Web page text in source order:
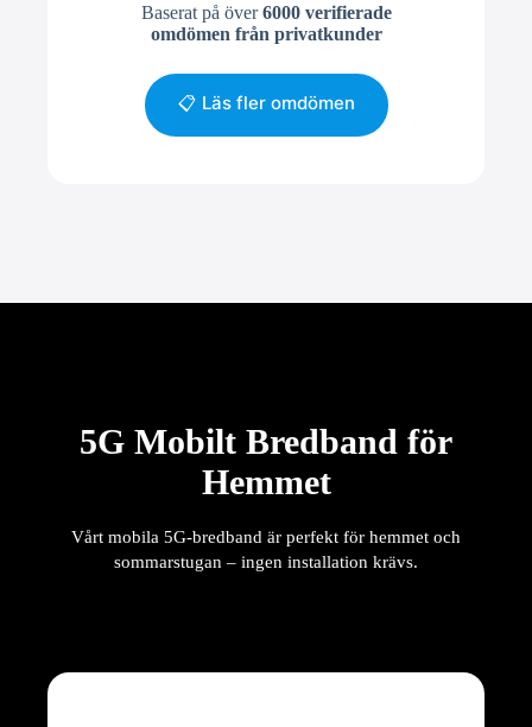
Baserat på över6000 verifierade
omdömen från privatkunder
📋 Läs fler omdömen
5G Mobilt Bredband för
Hemmet
Vårt mobila 5G-bredband är perfekt för hemmet och
sommarstugan – ingen installation krävs.